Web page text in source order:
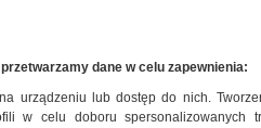
farbą dane w celu zapewnienia:
urządzeniu lub dostęp do nich.
w celu doboru spersonalizowanych